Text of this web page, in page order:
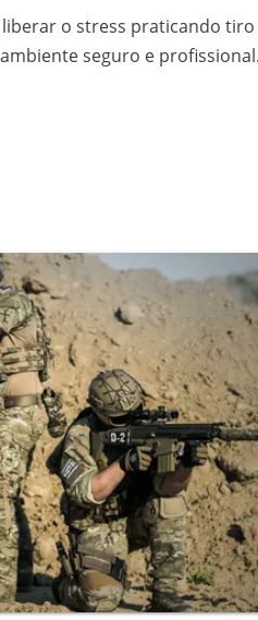
o stress praticando tiro
seguro e profissional.